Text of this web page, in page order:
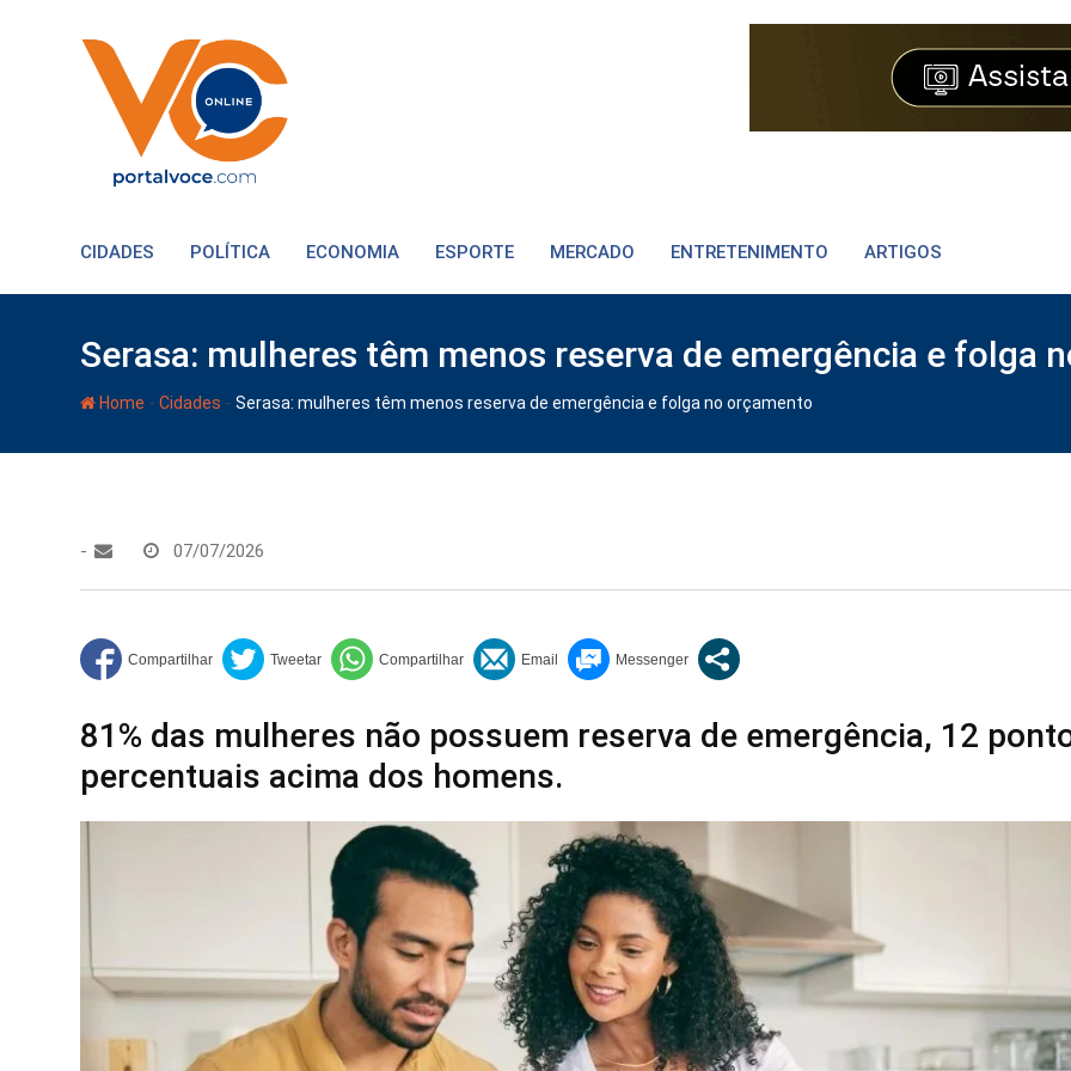
CIDADES POLÍTICA ECONOMIA ESPORTE MERCADO ENTRETENIMENTO ARTIGOS
Serasa: mulheres têm menos reserva de emergência e folga
Home - Cidades - Serasa: mulheres têm menos reserva de emergência e folga no orçamento
- 07/07/2026
81% das mulheres não possuem reserva de emergência, 12
percentuais acima dos homens.